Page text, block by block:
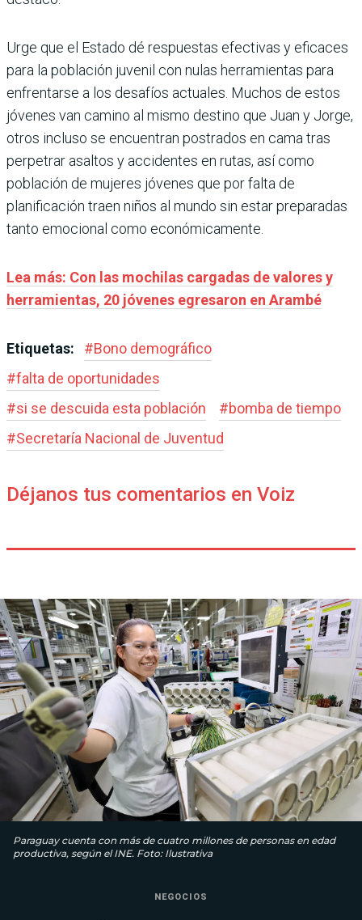
Urge que el Estado dé respuestas efectivas y eficaces
para la población juvenil con nulas herramientas para
enfrentarse a los desafíos actuales. Muchos de estos
jóvenes van camino al mismo destino que Juan y Jorge,
otros incluso se encuentran postrados en cama tras
perpetrar asaltos y accidentes en rutas, así como
población de mujeres jóvenes que por falta de
planificación traen niños al mundo sin estar preparadas
tanto emocional como económicamente.
Lea más: Con las mochilas cargadas de valores y
herramientas, 20 jóvenes egresaron en Arambé
Etiquetas: #Bono demográfico
#falta de oportunidades
#si se descuida esta población #bomba de tiempo
#Secretaría Nacional de Juventud
Déjanos tus comentarios en Voiz
Paraguay cuenta con más de cuatro millones de personas en edad
productiva, según el INE. Foto: Ilustrativa
NEGOCIOS